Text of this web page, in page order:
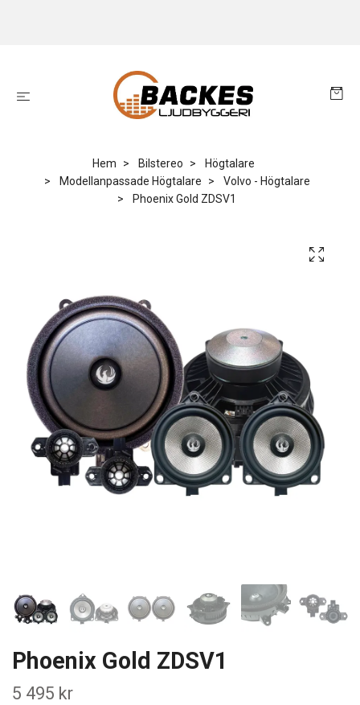
Hem Bilstereo
Högtalare
Modellanpassade Högtalare
Volvo - Högtalare
Phoenix Gold ZDSV1
Phoenix Gold ZDSV1
5 495 kr